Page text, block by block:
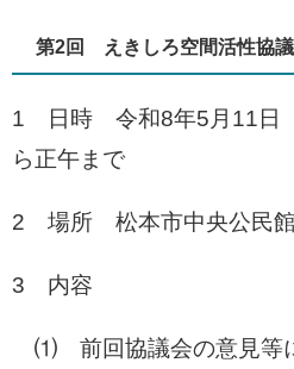
第2回 えきしろ空間活性協
1 日時 令和8年5月11日
ら正午まで
2 場所 松本市中央公民館
3 内容
⑴ 前回協議会の意見等